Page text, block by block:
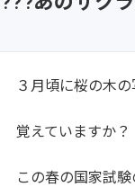
３月頃に桜の木
覚えていますか？
この春の国家試